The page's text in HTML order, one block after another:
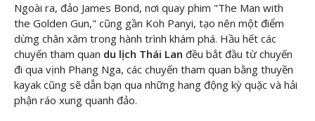
Ngoài ra, đảo James Bond, nơi quay phim "The Man with
the Golden Gun," cũng gần Koh Panyi, tạo nên một điểm
dừng chân xăm trong hành trình khám phá. Hầu hết các
chuyến tham quan du lịch Thái Lan đều bắt đầu từ chuyến
đi qua vịnh Phang Nga, các chuyến tham quan bằng thuyền
kayak cũng sẽ dẫn bạn qua những hang động kỳ quặc và hải
phận ráo xung quanh đảo.